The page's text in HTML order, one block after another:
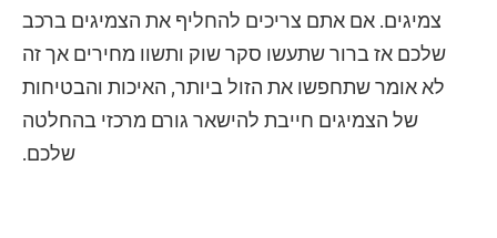
צמיגים. אם אתם צריכים להחליף את הצמיגים ברכב
שלכם אז ברור שתעשו סקר שוק ותשוו מחירים אך זה
לא אומר שתחפשו את הזול ביותר, האיכות והבטיחות
של הצמיגים חייבת להישאר גורם מרכזי בהחלטה
שלכם.